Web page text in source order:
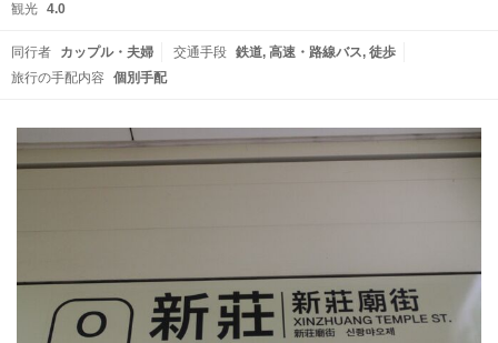
観光 4.0
同行者 カップル・夫婦 交通手段 鉄道 高速・路線バス 徒歩
旅行の手配内容
個別手配